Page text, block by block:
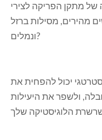
של מתקן הפריקה לצירי
מהירים, מסילות ברזל
ונמלים?
יכול להפחית את
ולשפר את היעילות